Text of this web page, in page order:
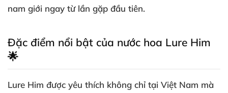
nam giới ngay từ lần gặp đầu tiên.
Đặc điểm nổi bật của nước hoa Lure Him
🌟
Lure Him được yêu thích không chỉ tại Việt Nam mà